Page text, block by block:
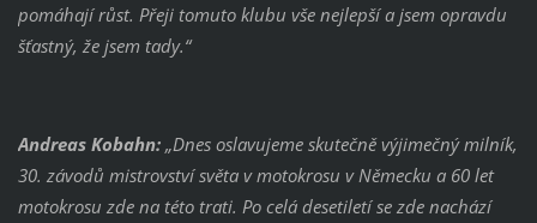
pomáhají růst. Přeji tomuto klubu vše nejlepší a jsem opravdu
šťastný, že jsem tady.“
Andreas Kobahn: „Dnes oslavujeme skutečně výjimečný milník,
30. závodů mistrovství světa v motokrosu v Německu a 60 let
motokrosu zde na této trati. Po celá desetiletí se zde nachází